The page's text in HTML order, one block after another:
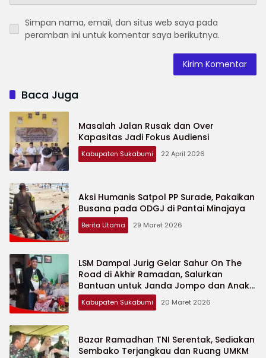
Simpan nama, email, dan situs web saya pada
peramban ini untuk komentar saya berikutnya.
Baca Juga
Masalah Jalan Rusak dan Over
Kapasitas Jadi Fokus Audiensi
Kabupaten Sukabumi 22 April 2026
Aksi Humanis Satpol PP Surade, Pakaikan
Busana pada ODGJ di Pantai Minajaya
Berita Utama 29 Maret 2026
LSM Dampal Jurig Gelar Sahur On The
Road di Akhir Ramadan, Salurkan
Bantuan untuk Janda Jompo dan Anak
Yatim
Kabupaten Sukabumi 20 Maret 2026
Bazar Ramadhan TNI Serentak, Sediakan
Sembako Terjangkau dan Ruang UMKM